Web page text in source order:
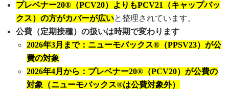
プレベナー20®（PCV20）よりもPCV21（キャップバッ
クス）の方がカバーが広いと整理されています。
公費（定期接種）の扱いは時期で変わります
2026年3月まで：ニューモバックス®（PPSV23）が公
費の対象
2026年4月から：プレベナー20®（PCV20）が公費の
対象（ニューモバックス®は公費対象外）